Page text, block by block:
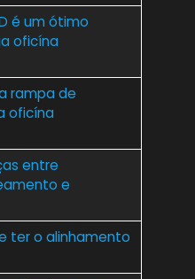
é um ótimo
oficína
rampa de
oficína
entre
e
ter o alinhamento